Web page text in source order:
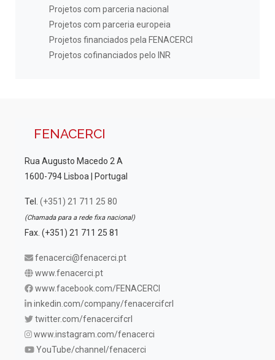
Projetos com parceria nacional
Projetos com parceria europeia
Projetos financiados pela FENACERCI
Projetos cofinanciados pelo INR
FENACERCI
Rua Augusto Macedo 2 A
1600-794 Lisboa | Portugal
Tel. (+351) 21 711 25 80
(Chamada para a rede fixa nacional)
Fax. (+351) 21 711 25 81
fenacerci@fenacerci.pt
www.fenacerci.pt
www.facebook.com/FENACERCI
inkedin.com/company/fenacercifcrl
twitter.com/fenacercifcrl
www.instagram.com/fenacerci
YouTube/channel/fenacerci